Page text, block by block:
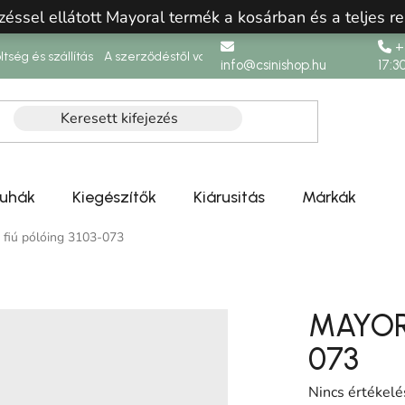
ellátott Mayoral termék a kosárban és a teljes
és szállítás A szerződéstől való elállásinfo@csinishop.hu
Kiegészítők Kiárusitás Márkák
fiú pólóing 3103-073
073
A termék
Nincs